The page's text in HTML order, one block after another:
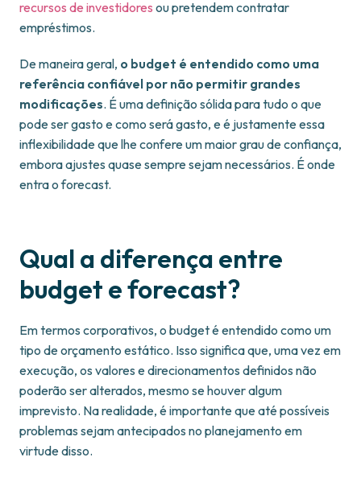
recursos de investidores ou pretendem contratar
empréstimos.
De maneira geral, o budget é entendido como uma
referência confiável por não permitir grandes
modificações. É uma definição sólida para tudo o que
pode ser gasto e como será gasto, e é justamente essa
inflexibilidade que lhe confere um maior grau de confiança,
embora ajustes quase sempre sejam necessários. É onde
entra o forecast.
Qual a diferença entre
budget e forecast?
Em termos corporativos, o budget é entendido como um
tipo de orçamento estático. Isso significa que, uma vez em
execução, os valores e direcionamentos definidos não
poderão ser alterados, mesmo se houver algum
imprevisto. Na realidade, é importante que até possíveis
problemas sejam antecipados no planejamento em
virtude disso.